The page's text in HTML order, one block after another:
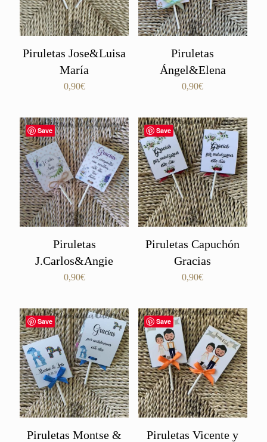
Piruletas Jose&Luisa
María
0,90€
Piruletas
Ángel&Elena
0,90€
Save
Piruletas
J.Carlos&Angie
0,90€
Save
Piruletas Capuchón
Gracias
0,90€
Save
Piruletas Montse &
Save
Piruletas Vicente y